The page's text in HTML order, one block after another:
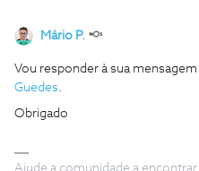
Mário P.
Vou responder à sua
Guedes.
Obrigado
Ajude a comunidade a